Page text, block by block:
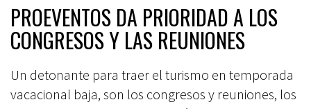
PROEVENTOS DA PRIORIDAD A LOS
CONGRESOS Y LAS REUNIONES
Un detonante para traer el turismo en temporada
vacacional baja, son los congresos y reuniones, los